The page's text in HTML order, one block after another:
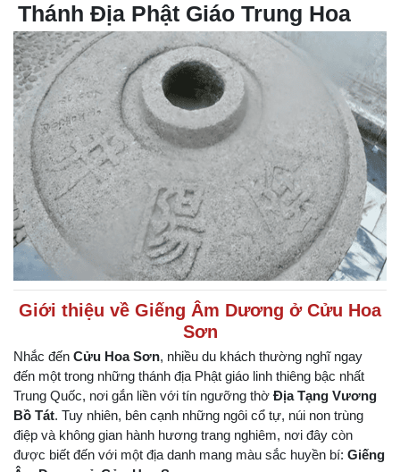
Thánh Địa Phật Giáo Trung Hoa
Giới thiệu về Giếng Âm Dương ở Cửu Hoa
Sơn
Nhắc đến Cửu Hoa Sơn, nhiều du khách thường nghĩ ngay
đến một trong những thánh địa Phật giáo linh thiêng bậc nhất
Trung Quốc, nơi gắn liền với tín ngưỡng thờ Địa Tạng Vương
Bồ Tát. Tuy nhiên, bên cạnh những ngôi cổ tự, núi non trùng
điệp và không gian hành hương trang nghiêm, nơi đây còn
được biết đến với một địa danh mang màu sắc huyền bí: Giếng